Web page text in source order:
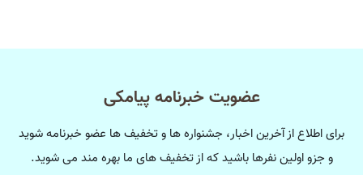
عضویت خبرنامه پیامکی
برای اطلاع از آخرین اخبار، جشنواره ها و تخفیف ها عضو خبرنامه شوید
و جزو اولین نفرها باشید که از تخفیف های ما بهره مند می شوید.